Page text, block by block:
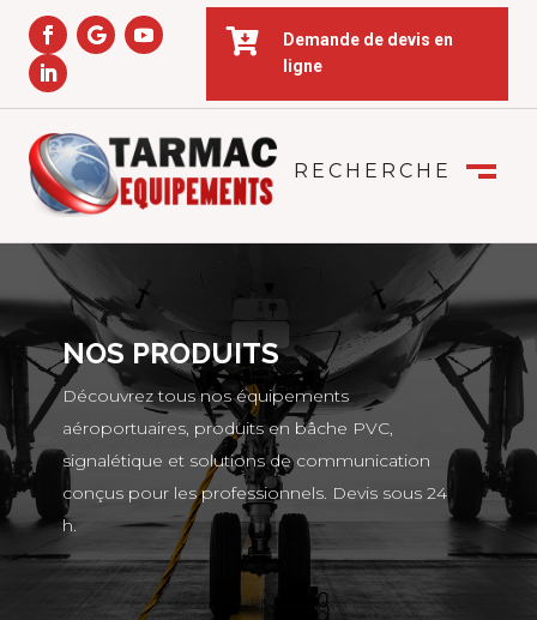

Demande de devis en
ligne
RECHERCHE
NOS PRODUITS
Découvrez tous nos équipements
aéroportuaires, produits en bâche PVC,
signalétique et solutions de communication
conçus pour les professionnels. Devis sous 24
h.